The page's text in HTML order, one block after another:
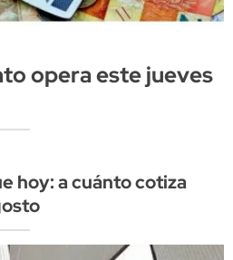
opera este jueves
hoy: a cuánto cotiza